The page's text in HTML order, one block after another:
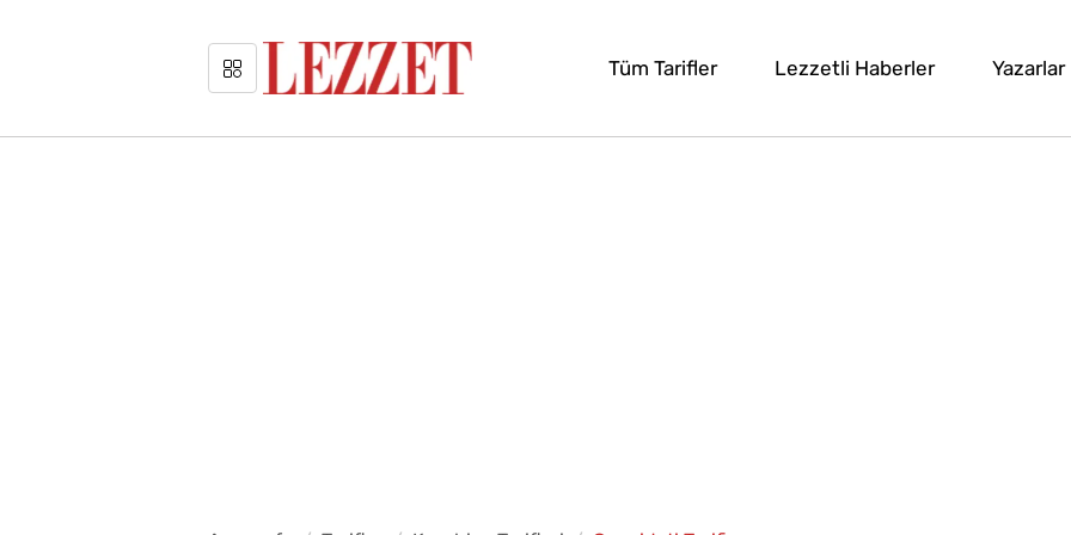
Tüm Tarifler Lezzetli Haberler Yazarlar